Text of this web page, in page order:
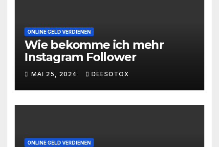
ONLINE GELD VERDIENEN
Wie bekomme ich mehr
Instagram Follower
MAI 25, 2024 DEESOTOX
ONLINE GELD VERDIENEN